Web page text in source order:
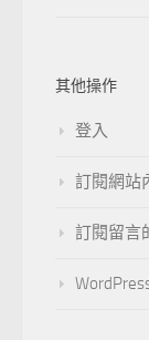
其他操作
登入
訂閱網站
訂閱留言